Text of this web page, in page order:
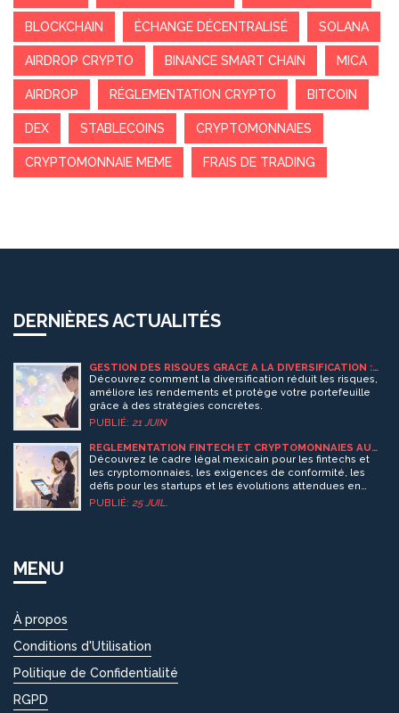
BLOCKCHAIN ÉCHANGE DÉCENTRALISÉ SOLANA
AIRDROP CRYPTO BINANCE SMART CHAIN MICA
AIRDROP RÉGLEMENTATION CRYPTO BITCOIN
DEX STABLECOINS CRYPTOMONNAIES
CRYPTOMONNAIE MEME FRAIS DE TRADING
DERNIÈRES ACTUALITÉS
GESTION DES RISQUES GRÂCE À LA DIVERSIFICATION :
GUIDE COMPLET
Découvrez comment la diversification réduit les risques,
améliore les rendements et protège votre portefeuille
grâce à des stratégies concrètes.
PUBLIÉ: 21 JUIN
RÉGLEMENTATION FINTECH ET CRYPTOMONNAIES AU
MEXIQUE: GUIDE COMPLET 2025
Découvrez le cadre légal mexicain pour les fintechs et
les cryptomonnaies, les exigences de conformité, les
défis pour les startups et les évolutions attendues en
2025.
PUBLIÉ: 25 JUIL.
MENU
À propos
Conditions d'Utilisation
Politique de Confidentialité
RGPD